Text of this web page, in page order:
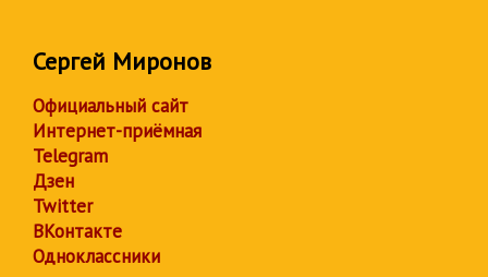
Сергей Миронов
Официальный сайт
Интернет-приёмная
Telegram
Дзен
Twitter
ВКонтакте
Одноклассники